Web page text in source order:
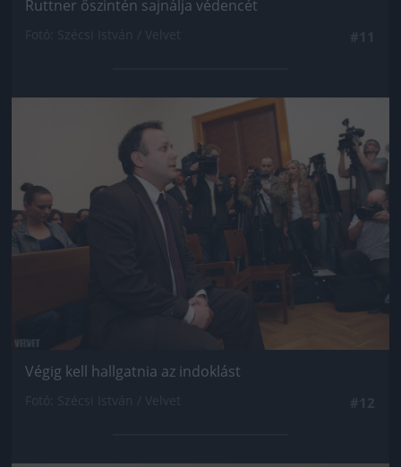
Ruttner őszintén sajnálja védencét
Jön még kép!
Végig kell hallgatnia az indoklást